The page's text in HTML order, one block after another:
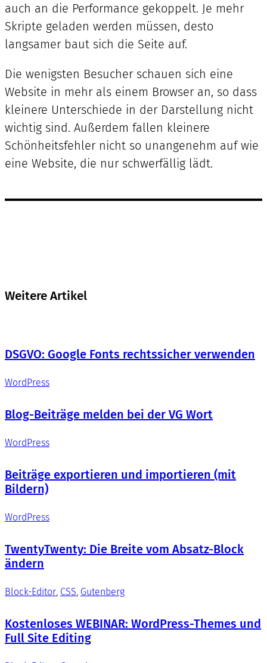
auch an die Performance gekoppelt. Je mehr
Skripte geladen werden müssen, desto
langsamer baut sich die Seite auf.
Die wenigsten Besucher schauen sich eine
Website in mehr als einem Browser an, so dass
kleinere Unterschiede in der Darstellung nicht
wichtig sind. Außerdem fallen kleinere
Schönheitsfehler nicht so unangenehm auf wie
eine Website, die nur schwerfällig lädt.
Weitere Artikel
DSGVO: Google Fonts rechtssicher verwenden
WordPress
Blog-Beiträge melden bei der VG Wort
WordPress
Beiträge exportieren und importieren (mit
Bildern)
WordPress
TwentyTwenty: Die Breite vom Absatz-Block
ändern
Block-Editor, CSS, Gutenberg
Kostenloses WEBINAR: WordPress-Themes und
Full Site Editing